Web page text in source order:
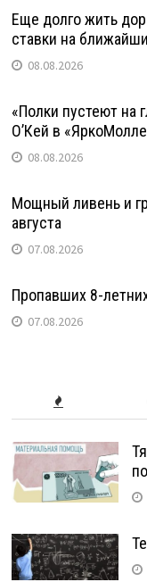
Еще долго жить
ставки на
08.08.2026
«Полки пустеют на
О’Кей в
08.08.2026
Мощный ливень и
августа
07.08.2026
Пропавших 8-
07.08.2026